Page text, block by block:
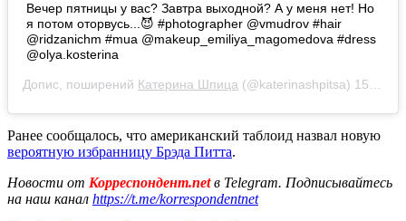
Вечер пятницы у вас? Завтра выходной? А у меня нет! Но
я потом оторвусь...😈 #photographer @vmudrov #hair
@ridzanichm #mua @makeup_emiliya_magomedova #dress
@olya.kosterina
Допис, поширений Катерина Шпица (@katerinashpitsa) 15 Лют 2019 р. о 12:49 PST
Ранее сообщалось, что американский таблоид назвал новую
вероятную избранницу Брэда Питта.
Новости от Корреспондент.netв Telegram. Подписывайтесь
на наш канал https://t.me/korrespondentnet